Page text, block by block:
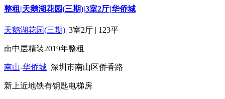
整租|天鹅湖花园(三期)|3室2厅|华侨城
天鹅湖花园(三期)| 3室2厅 | 123平
南中层精装2019年整租
南山-华侨城 深圳市南山区侨香路
新上近地铁有钥匙电梯房